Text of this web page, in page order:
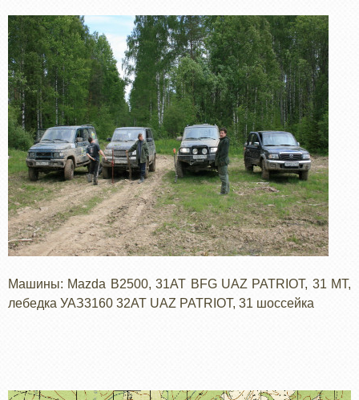
Машины: Mazda B2500, 31AT BFG UAZ PATRIOT, 31 MT,
лебедка УАЗ3160 32AT UAZ PATRIOT, 31 шоссейка